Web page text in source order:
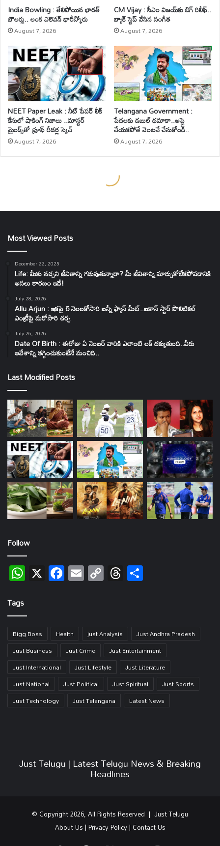
Most Viewed Posts
December 22, 2025
Life: మీకు నచ్చని జీవితాన్ని గడుపుతున్నారా? మీ జీవితాన్ని మార్చుకోలేకపోవడానికి
అసలు కారణం ఇదే!
July 28, 2026
Allu Arjun : ఇకపై 6 నెలలకోసారి బన్నీ ఫ్యాన్ మీట్..ఐకాన్ స్టార్ పొలిటికల్
ఎంట్రీపై మరోసారి చర్చ
July 26, 2026
Date Of Birth : ఈరోజు ఏ నెంబర్ వారికి ఎలాంటి లక్ దక్కుతుంది..వీరు
ఆవేశాన్ని తగ్గించుకుంటేనే మంచిది..
Last Modified Posts
Follow
WhatsApp
X Facebook
EmailCopy
Link
Threads
Tags
Bigg Boss Health just Analysis
Just Andhra Pradesh
Just Business
Just Crime
Just Entertainment
Just International
Just Lifestyle
Just Literature
Just National
Just Political Just Spiritual
Just Sports
Just Technology
Just Telangana Latest News
Just Telugu | Latest Telugu News & Breaking
Headlines
© Copyright 2026, All Rights Reserved | Just Telugu
About Us|Privacy Policy| Contact Us